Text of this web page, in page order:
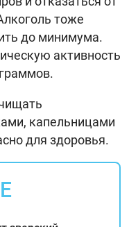
тоже
до минимума.
активность
капельницами
для здоровья.